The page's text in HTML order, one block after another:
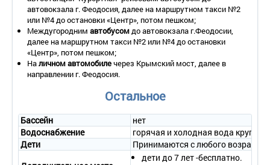
Количество основных мест – 1.
Дополнительное место – детская кроватка.
Площадь – 12-14 кв.м.
Балкон – нет.
Мебель – 2 односпальные кровати, шкаф, столик.
Оборудование – кондиционер, холодильник, телевизор.
Покрытие пола – ковровое покрытие.
Санузел – ванна/душ, туалет.
автовокзала г. Феодосия, далее на маршрутном такси №2
или №4 до остановки «Центр», потом пешком;
Междугородним автобусомдо автовокзала г.Феодосии,
далее на маршрутном такси №2 или №4 до остановки
«Центр», потом пешком;
Наличном автомобилечерез Крымский мост, далее в
направлении г. Феодосия.
Остальное
Бассейн
нет
Водоснабжение
горячая и холодная вода
Дети
Принимаются с любого возраста.
дети до 7 лет -бесплатно.